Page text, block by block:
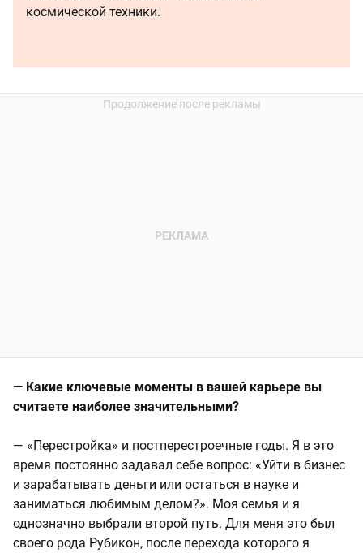
космической техники.
— Какие ключевые моменты в вашей карьере вы
считаете наиболее значительными?
— «Перестройка» и постперестроечные годы. Я в это
время постоянно задавал себе вопрос: «Уйти в бизнес
и зарабатывать деньги или остаться в науке и
заниматься любимым делом?». Моя семья и я
однозначно выбрали второй путь. Для меня это был
своего рода Рубикон, после перехода которого я